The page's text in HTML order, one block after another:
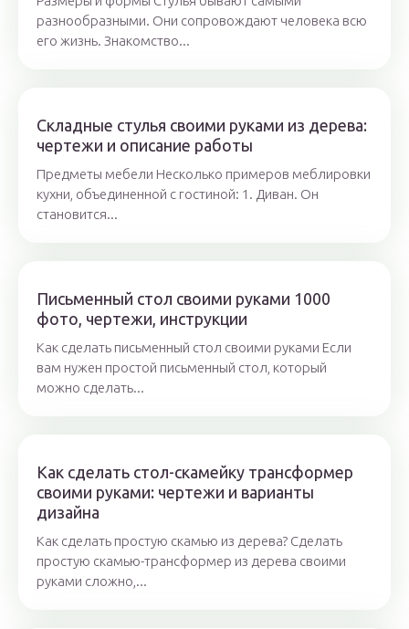
разнообразными. Они сопровождают человека всю
его жизнь. Знакомство...
Складные стулья своими руками из дерева:
чертежи и описание работы
Предметы мебели Несколько примеров меблировки
кухни, объединенной с гостиной: 1. Диван. Он
становится...
Письменный стол своими руками 1000
фото, чертежи, инструкции
Как сделать письменный стол своими руками Если
вам нужен простой письменный стол, который
можно сделать...
Как сделать стол-скамейку трансформер
своими руками: чертежи и варианты
дизайна
Как сделать простую скамью из дерева? Сделать
простую скамью-трансформер из дерева своими
руками сложно,...